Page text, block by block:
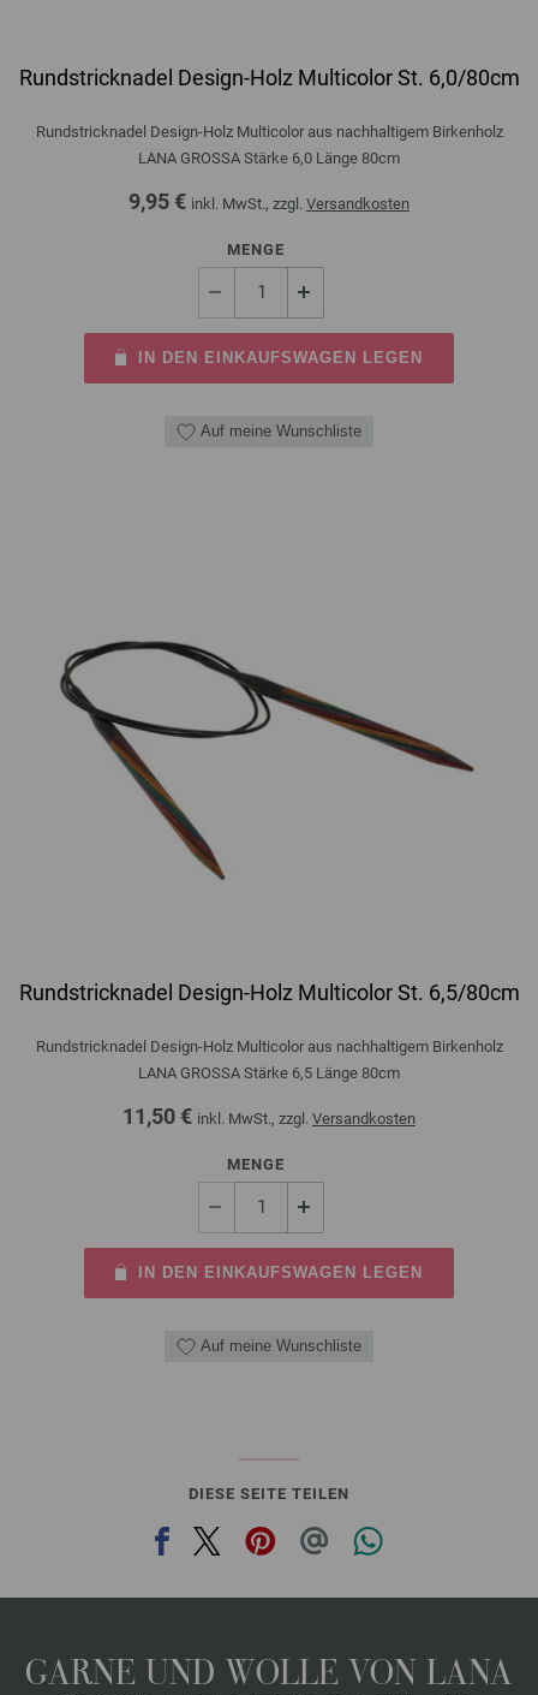
Rundstricknadel Design-Holz Multicolor St. 6,0/80cm
Rundstricknadel Design-Holz Multicolor aus nachhaltigem Birkenholz
LANA GROSSA Stärke 6,0 Länge 80cm
9,95 € inkl. MwSt., zzgl. Versandkosten
MENGE
IN DEN EINKAUFSWAGEN LEGEN
Auf meine Wunschliste
Rundstricknadel Design-Holz Multicolor St. 6,5/80cm
Rundstricknadel Design-Holz Multicolor aus nachhaltigem Birkenholz
LANA GROSSA Stärke 6,5 Länge 80cm
11,50 € inkl. MwSt., zzgl. Versandkosten
MENGE
IN DEN EINKAUFSWAGEN LEGEN
Auf meine Wunschliste
DIESE SEITE TEILEN
GARNE UND WOLLE VON LANA